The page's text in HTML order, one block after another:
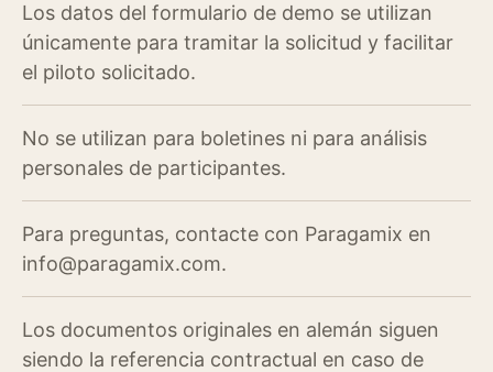
Los datos del formulario de demo se utilizan
únicamente para tramitar la solicitud y facilitar
el piloto solicitado.
No se utilizan para boletines ni para análisis
personales de participantes.
Para preguntas, contacte con Paragamix en
info@paragamix.com.
Los documentos originales en alemán siguen
siendo la referencia contractual en caso de